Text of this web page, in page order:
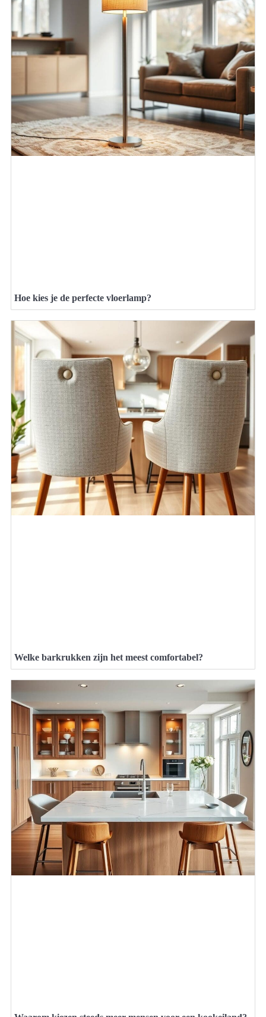
Hoe kies je de perfecte vloerlamp?
Welke barkrukken zijn het meest comfortabel?